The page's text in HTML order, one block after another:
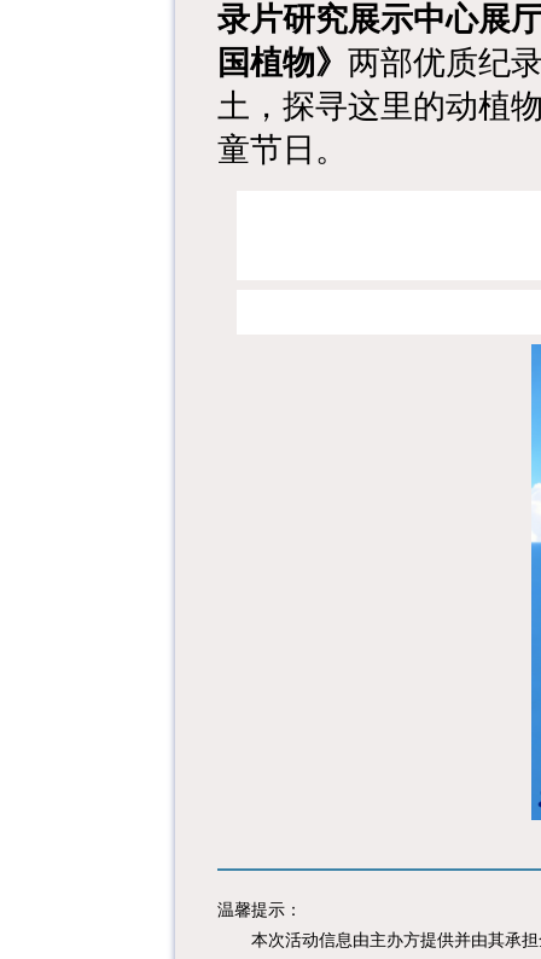
录片研究展示中心展
国植物》 两部优质纪
土，探寻这里的动植
童节日。
温馨提示：
本次活动信息由主办方提供并由其承担